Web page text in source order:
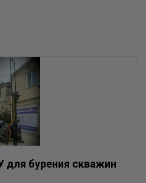
для бурения скважин